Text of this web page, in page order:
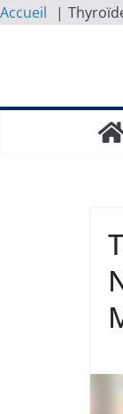
Accueil